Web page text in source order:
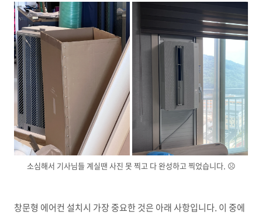
소심해서 기사님들 계실땐 사진 못 찍고 다 완성하고 찍었습니다. ☹️
창문형 에어컨 설치시 가장 중요한 것은 아래 사항입니다. 이 중에